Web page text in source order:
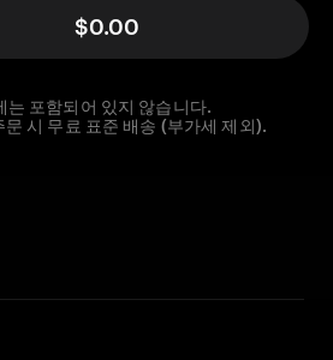
$0.00
는 포함되어 있지 않습니다.
시 무료 표준 배송 (부가세 제외).